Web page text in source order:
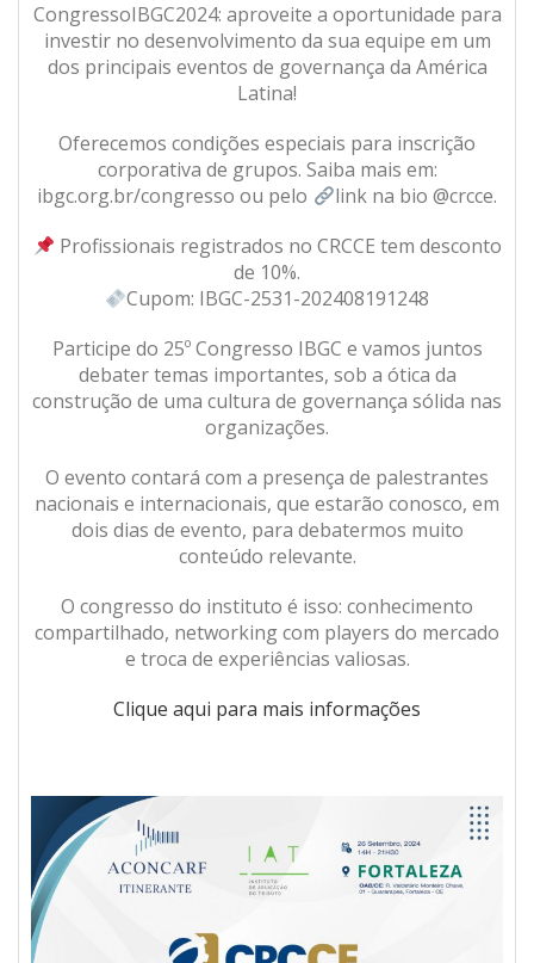
CongressoIBGC2024: aproveite a oportunidade para
investir no desenvolvimento da sua equipe em um
dos principais eventos de governança da América
Latina!
Oferecemos condições especiais para inscrição
corporativa de grupos. Saiba mais em:
ibgc.org.br/congresso ou pelo
link na bio @crcce.
Profissionais registrados no CRCCE tem desconto
de 10%.
Cupom: IBGC-2531-202408191248
Participe do 25º Congresso IBGC e vamos juntos
debater temas importantes, sob a ótica da
construção de uma cultura de governança sólida nas
organizações.
O evento contará com a presença de palestrantes
nacionais e internacionais, que estarão conosco, em
dois dias de evento, para debatermos muito
conteúdo relevante.
O congresso do instituto é isso: conhecimento
compartilhado, networking com players do mercado
e troca de experiências valiosas.
Clique aqui para mais informações